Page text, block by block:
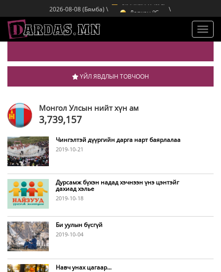
2026-08-08 (Бямба) \
Улаанбаатар C
Дархан oC
Эрдэнэт oC
\
ҮЙЛ ЯВДЛЫН ТОВЧООН
Монгол Улсын нийт хүн ам
3,739,157
Чингэлтэй дүүргийн дарга нарт баярлалаа
2019-10-21
Дурсамж бүхэн надад хэчнээн үнэ цэнтэйг
дахиад хэлье
2019-10-18
Би уулын бүсгүй
2019-10-04
Навч унах цагаар...